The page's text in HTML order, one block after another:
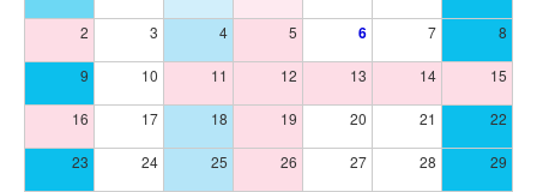
2 3 4 5 6 7 8
9 10 11 12 13 14 15
16 17 18 19 20 21 22
23 24 25 26 27 28 29